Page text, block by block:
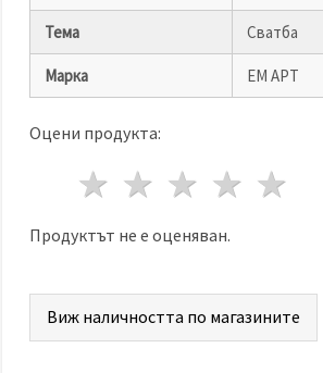
бисквитките
Тема Сватба
Марка ЕМ АРТ
Оцени продукта:
4
3 звезди
2 звезди
1 звезда
Продуктът не е оценяван.
Виж наличността по магазините